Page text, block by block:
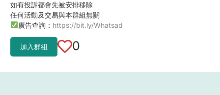
如有投訴都會先被安排移除
任何活動及交易與本群組無關
廣告查詢： https://bit.ly/Whatsad
加入群組 0